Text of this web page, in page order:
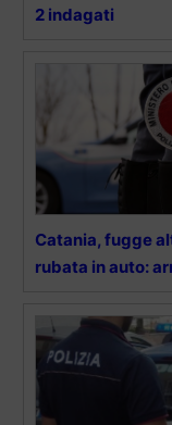
2 indagati
Catania, fugge
rubata in auto: